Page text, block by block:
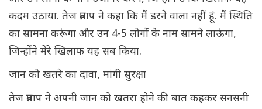
कदम उठाया. तेज प्रताप ने कहा कि मैं डरने वाला नहीं हूं. मैं स्थिति
का सामना करूंगा और उन 4-5 लोगों के नाम सामने लाऊंगा,
जिन्होंने मेरे खिलाफ यह सब किया.
जान को खतरे का दावा, मांगी सुरक्षा
तेज प्रताप ने अपनी जान को खतरा होने की बात कहकर सनसनी